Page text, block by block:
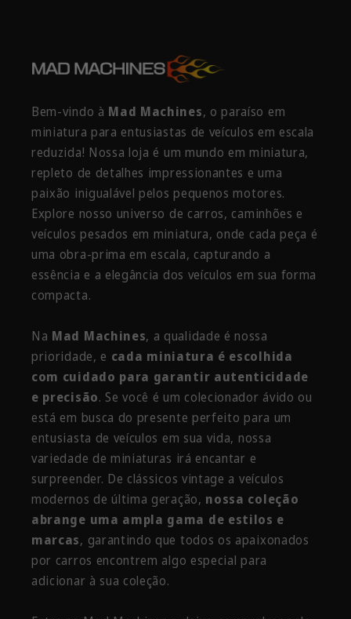
Bem-vindo à Mad Machines, o paraíso em
miniatura para entusiastas de veículos em escala
reduzida! Nossa loja é um mundo em miniatura,
repleto de detalhes impressionantes e uma
paixão inigualável pelos pequenos motores.
Explore nosso universo de carros, caminhões e
veículos pesados em miniatura, onde cada peça é
uma obra-prima em escala, capturando a
essência e a elegância dos veículos em sua forma
compacta.
Na Mad Machines, a qualidade é nossa
prioridade, e cada miniatura é escolhida
com cuidado para garantir autenticidade
e precisão. Se você é um colecionador ávido ou
está em busca do presente perfeito para um
entusiasta de veículos em sua vida, nossa
variedade de miniaturas irá encantar e
surpreender. De clássicos vintage a veículos
modernos de última geração, nossa coleção
abrange uma ampla gama de estilos e
marcas, garantindo que todos os apaixonados
por carros encontrem algo especial para
adicionar à sua coleção.